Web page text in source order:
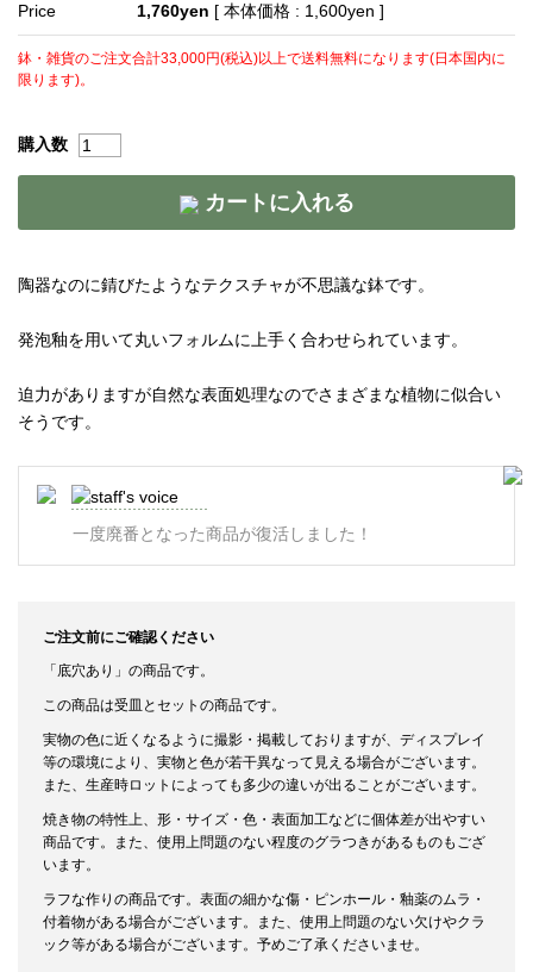
Price 1,760yen [ 本体価格 : 1,600yen ]
鉢・雑貨のご注文合計33,000円(税込)以上で送料無料になります(日本国内に
限ります)。
購入数
カートに入れる
陶器なのに錆びたようなテクスチャが不思議な鉢です。
発泡釉を用いて丸いフォルムに上手く合わせられています。
迫力がありますが自然な表面処理なのでさまざまな植物に似合い
そうです。
一度廃番となった商品が復活しました！
ご注文前にご確認ください
「底穴あり」の商品です。
この商品は受皿とセットの商品です。
実物の色に近くなるように撮影・掲載しておりますが、ディスプレイ
等の環境により、実物と色が若干異なって見える場合がございます。
また、生産時ロットによっても多少の違いが出ることがございます。
焼き物の特性上、形・サイズ・色・表面加工などに個体差が出やすい
商品です。また、使用上問題のない程度のグラつきがあるものもござ
います。
ラフな作りの商品です。表面の細かな傷・ピンホール・釉薬のムラ・
付着物がある場合がございます。また、使用上問題のない欠けやクラ
ック等がある場合がございます。予めご了承くださいませ。